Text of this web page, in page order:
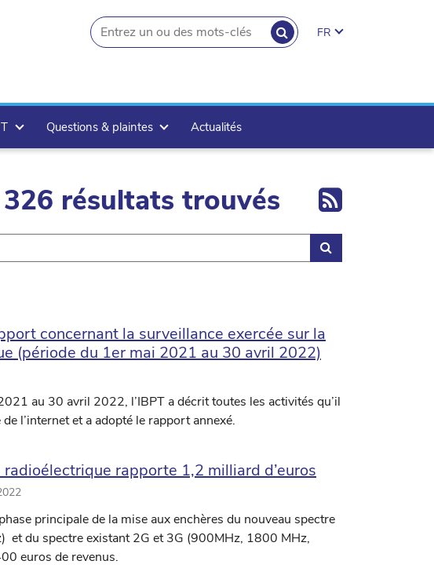
RECHERCHER
search.button
FR
Questions & plaintes Actualités
résultats trouvés Export
concernant la surveillance exercée sur la
(période du 1er mai 2021 au 30 avril 2022)
au 30 avril 2022, l’IBPT a décrit toutes les activités qu’il
l’internet et a adopté le rapport annexé.
rapporte 1,2 milliard d’euros
principale de la mise aux enchères du nouveau spectre
du spectre existant 2G et 3G (900MHz, 1800 MHz,
euros de revenus.